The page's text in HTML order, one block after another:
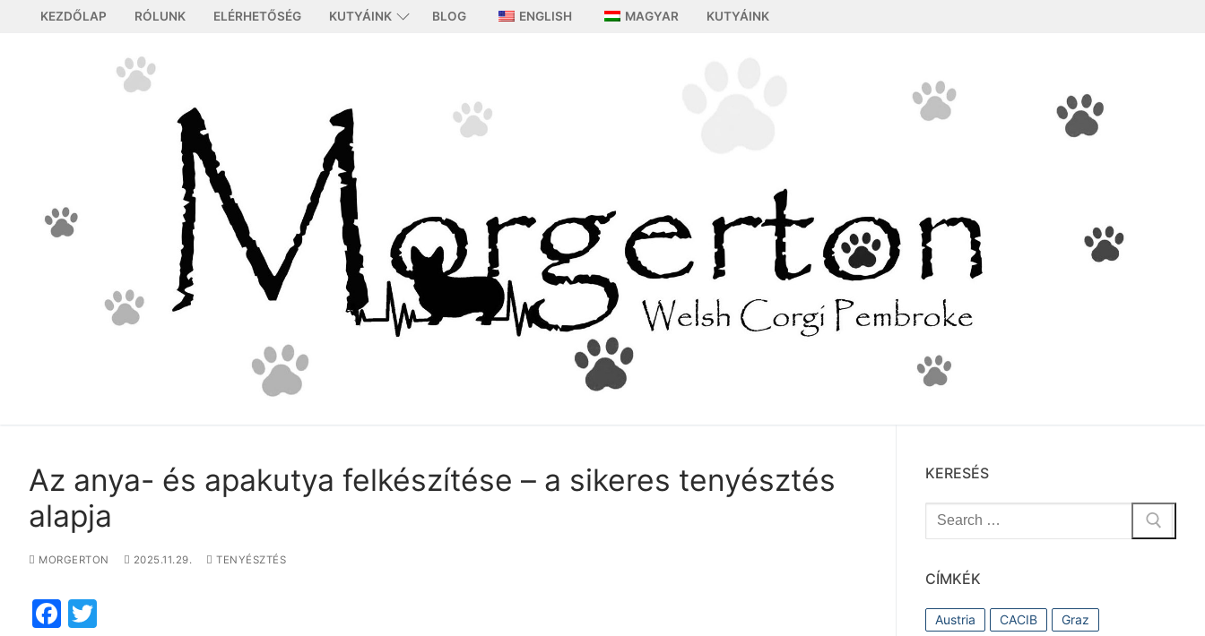
KEZDŐLAP RÓLUNK ELÉRHETŐSÉG KUTYÁINK BLOG ENGLISH MAGYAR KUTYÁINK
Az anya- és apakutya felkészítése – a sikeres tenyésztés
alapja
MORGERTON 2025.11.29. TENYÉSZTÉS
Facebook
KERESÉS
Keresése:
CÍMKÉK
Austria CACIB
Graz